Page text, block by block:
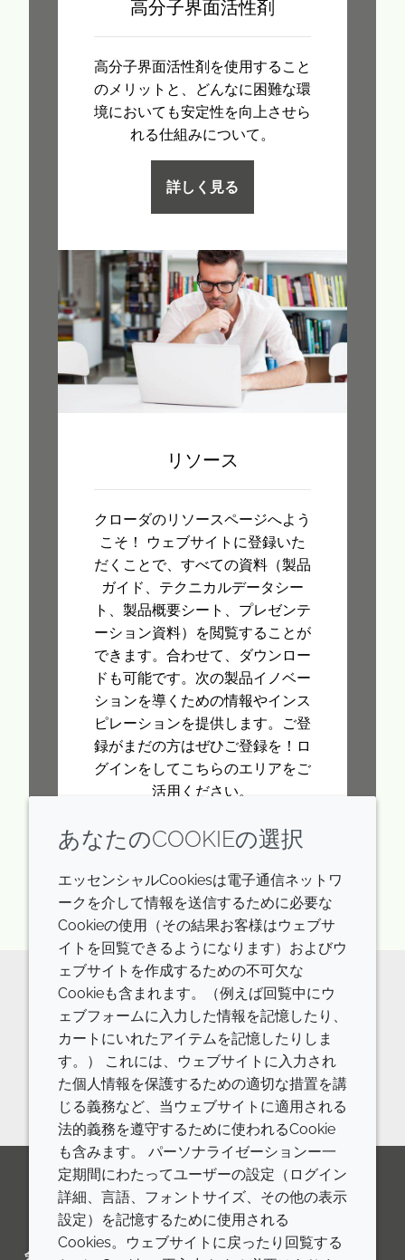
高分子界面活性剤
高分子界面活性剤を使用すること
のメリットと、どんなに困難な環
境においても安定性を向上させら
れる仕組みについて。
詳しく見る
リソース
クローダのリソースページへよう
こそ！ ウェブサイトに登録いた
だくことで、すべての資料（製品
ガイド、テクニカルデータシー
ト、製品概要シート、プレゼンテ
ーション資料）を閲覧することが
できます。合わせて、ダウンロー
ドも可能です。次の製品イノベー
ションを導くための情報やインス
ピレーションを提供します。ご登
録がまだの方はぜひご登録を！ロ
グインをしてこちらのエリアをご
活用ください。
詳しく見る
原料の詳細やご相談などはお気軽に
お問い合わせください。
お問い合わせフォーム
LinkedInYoutubeLine
会社 LEGAL
あなたのCOOKIEの選択
エッセンシャルCookiesは電子通信ネットワ
ークを介して情報を送信するために必要な
Cookieの使用（その結果お客様はウェブサ
イトを回覧できるようになります）およびウ
ェブサイトを作成するための不可欠な
Cookieも含まれます。（例えば回覧中にウ
ェブフォームに入力した情報を記憶したり、
カートにいれたアイテムを記憶したりしま
す。） これには、ウェブサイトに入力され
た個人情報を保護するための適切な措置を講
じる義務など、当ウェブサイトに適用される
法的義務を遵守するために使われるCookie
も含みます。 パーソナライゼーションー一
定期間にわたってユーザーの設定（ログイン
詳細、言語、フォントサイズ、その他の表示
設定）を記憶するために使用される
Cookies。ウェブサイトに戻ったり回覧する